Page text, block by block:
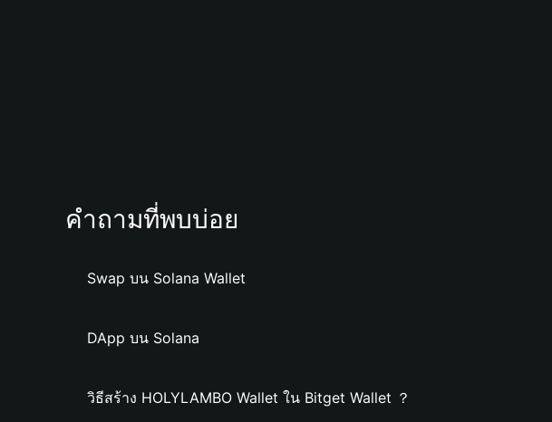
คำถามที่พบบ่อย
Swap บน Solana Wallet
DApp บน Solana
วิธีสร้าง HOLYLAMBO Wallet ใน Bitget Wallet ？